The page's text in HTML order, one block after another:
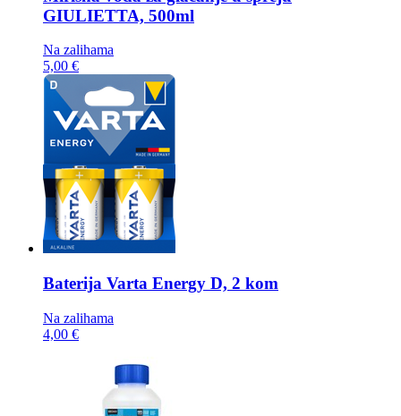
GIULIETTA, 500ml
Na zalihama
5,00 €
Baterija Varta Energy D, 2 kom
Na zalihama
4,00 €